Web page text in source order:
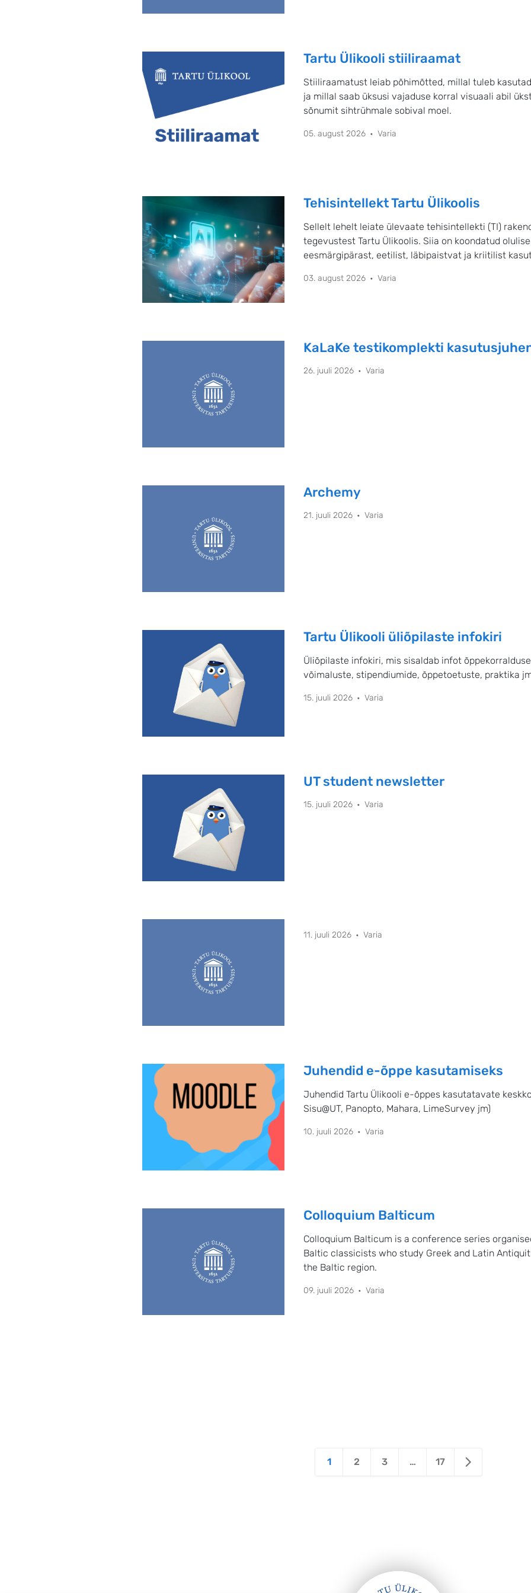
Tartu Ülikooli stiiliraamat
Stiiliraamatust leiab põhimõtted, millal tuleb
ja millal saab üksusi vajaduse korral visuaali abil
sõnumit sihtrühmale sobival moel.
05. august 2026 Varia
Tehisintellekt Tartu Ülikoolis
Sellelt lehelt leiate ülevaate tehisintellekti (TI)
tegevustest Tartu Ülikoolis. Siia on koondatud
eesmärgipärast, eetilist, läbipaistvat ja kriitilist
03. august 2026 Varia
KaLaKe testikomplekti
26. juuli 2026 Varia
Archemy
21. juuli 2026 Varia
Tartu Ülikooli üliõpilaste infokiri
Üliõpilaste infokiri, mis sisaldab infot
võimaluste, stipendiumide, õppetoetuste, praktika
15. juuli 2026 Varia
UT student newsletter
15. juuli 2026 Varia
11. juuli 2026 Varia
Juhendid e-õppe kasutamiseks
Juhendid Tartu Ülikooli e-õppes kasutatavate
Sisu@UT, Panopto, Mahara, LimeSurvey jm)
10. juuli 2026 Varia
Colloquium Balticum
Colloquium Balticum is a conference series
Baltic classicists who study Greek and Latin
the Baltic region.
09. juuli 2026 Varia
1 2 3 … 17